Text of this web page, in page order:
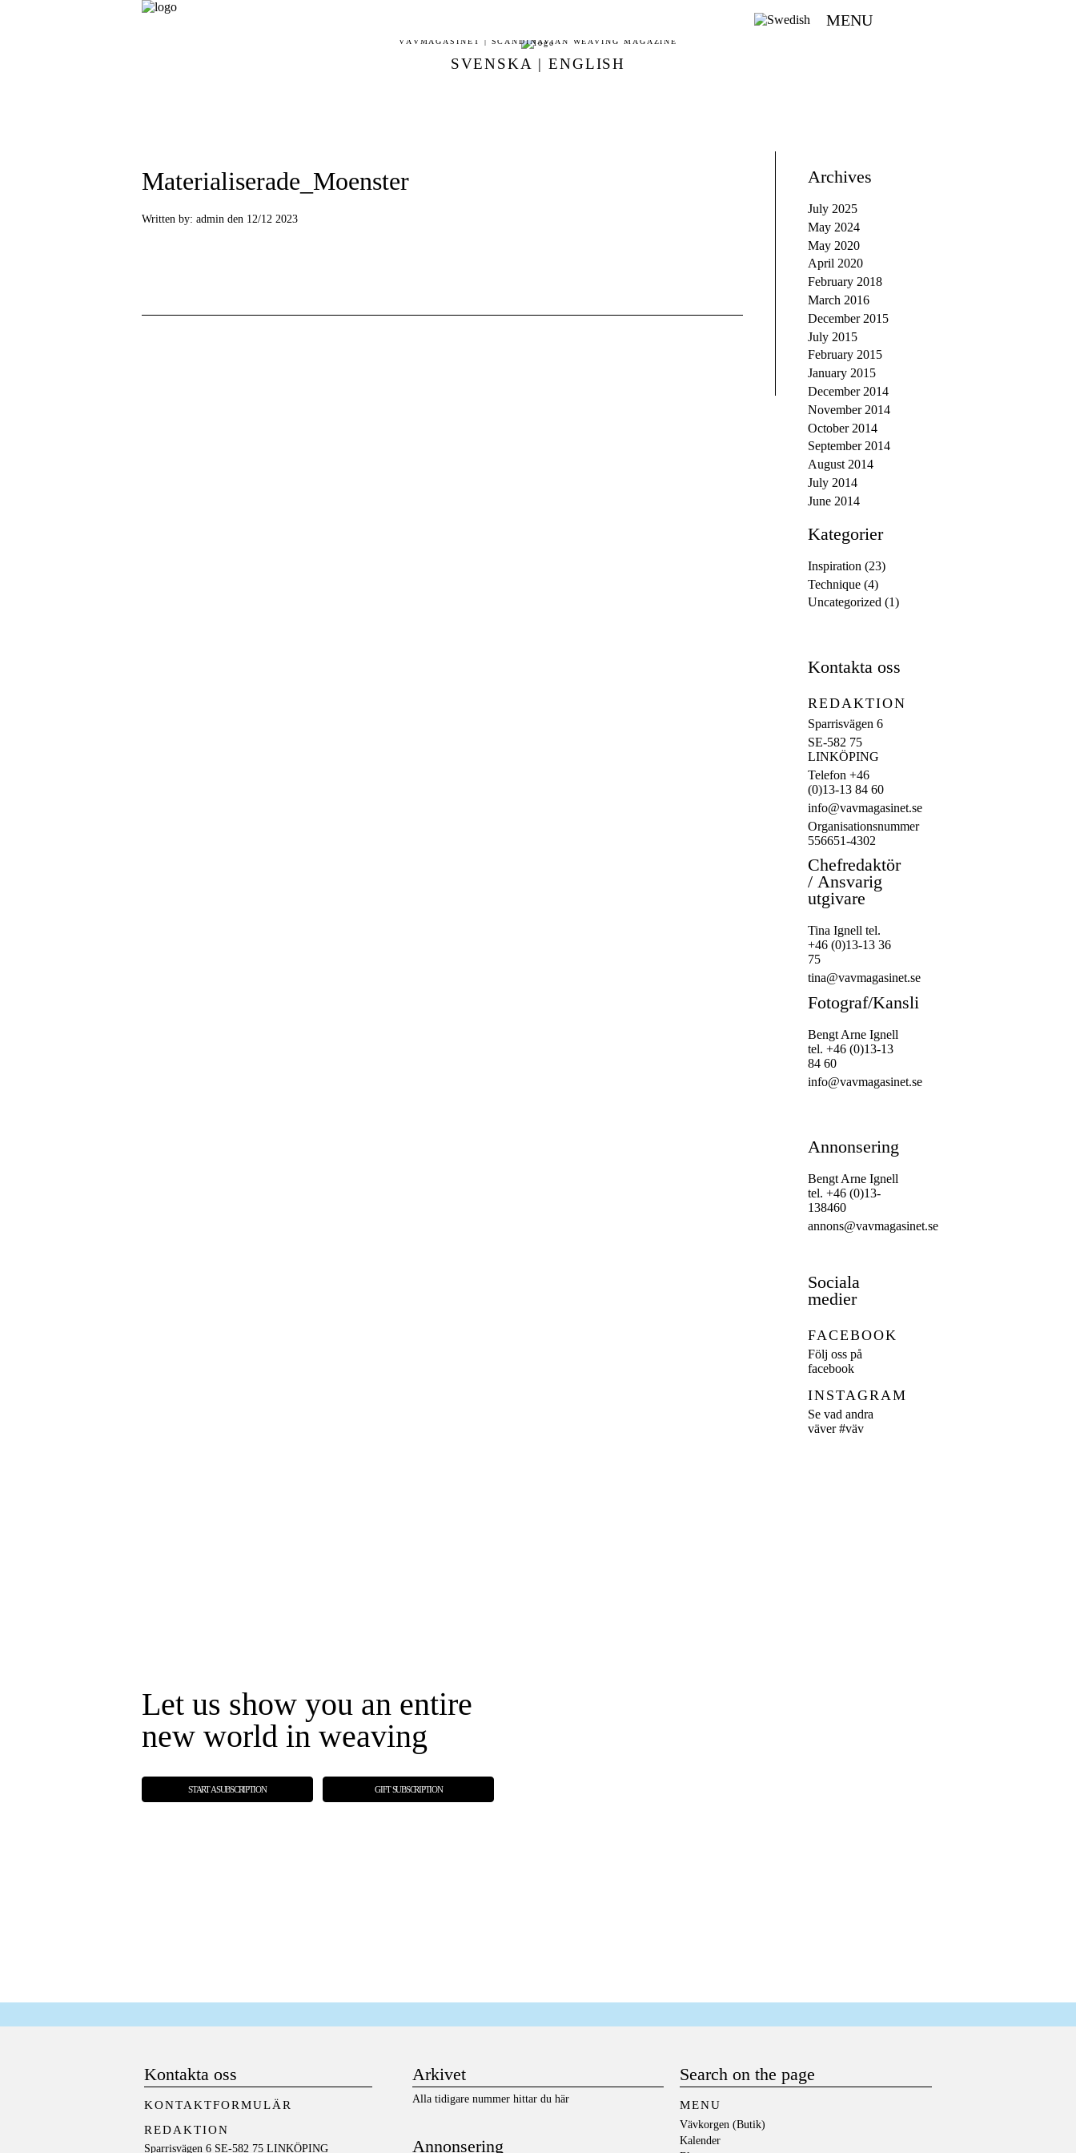
MENU
VÄVMAGASINET | SCANDINAVIAN WEAVING MAGAZINE
SVENSKA | ENGLISH
Materialiserade_Moenster
Written by: admin den 12/12 2023
Archives
July 2025
May 2024
May 2020
April 2020
February 2018
March 2016
December 2015
July 2015
February 2015
January 2015
December 2014
November 2014
October 2014
September 2014
August 2014
July 2014
June 2014
Kategorier
Inspiration (23)
Technique (4)
Uncategorized (1)
Kontakta oss
REDAKTION
Sparrisvägen 6
SE-582 75
LINKÖPING
Telefon +46
(0)13-13 84 60
info@vavmagasinet.se
Organisationsnummer
556651-4302
Chefredaktör
/ Ansvarig
utgivare
Tina Ignell tel.
+46 (0)13-13 36
75
tina@vavmagasinet.se
Fotograf/Kansli
Bengt Arne Ignell
tel. +46 (0)13-13
84 60
info@vavmagasinet.se
Annonsering
Bengt Arne Ignell
tel. +46 (0)13-
138460
annons@vavmagasinet.se
Sociala
medier
FACEBOOK
Följ oss på
facebook
INSTAGRAM
Se vad andra
väver#väv
Let us show you an entire
new world in weaving
START A SUBSCRIPTION GIFT SUBSCRIPTION
Kontakta oss
KONTAKTFORMULÄR
REDAKTION
Sparrisvägen 6 SE-582 75 LINKÖPING
Arkivet
Alla tidigare nummer hittar du här
Annonsering
Search on the page
MENU
Vävkorgen (Butik)
Kalender